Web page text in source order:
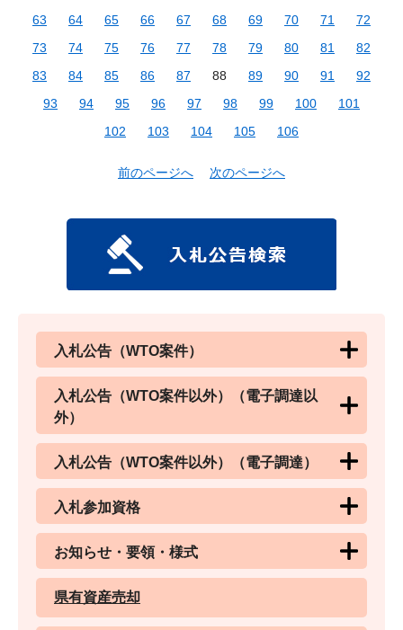
63
64 65 66 67 68 69 70 71
72
73
74 75 76 77 78 79 80 81
82
83
84 85 86 87 88 89 90 91
92
93
94 95 96 97 98 99 100
101
102
103 104 105 106
前のページへ 次のページへ
入札公告（WTO案件）
入札公告（WTO案件以外）（電子調達以
外）
入札公告（WTO案件以外）（電子調達）
入札参加資格
お知らせ・要領・様式
県有資産売却